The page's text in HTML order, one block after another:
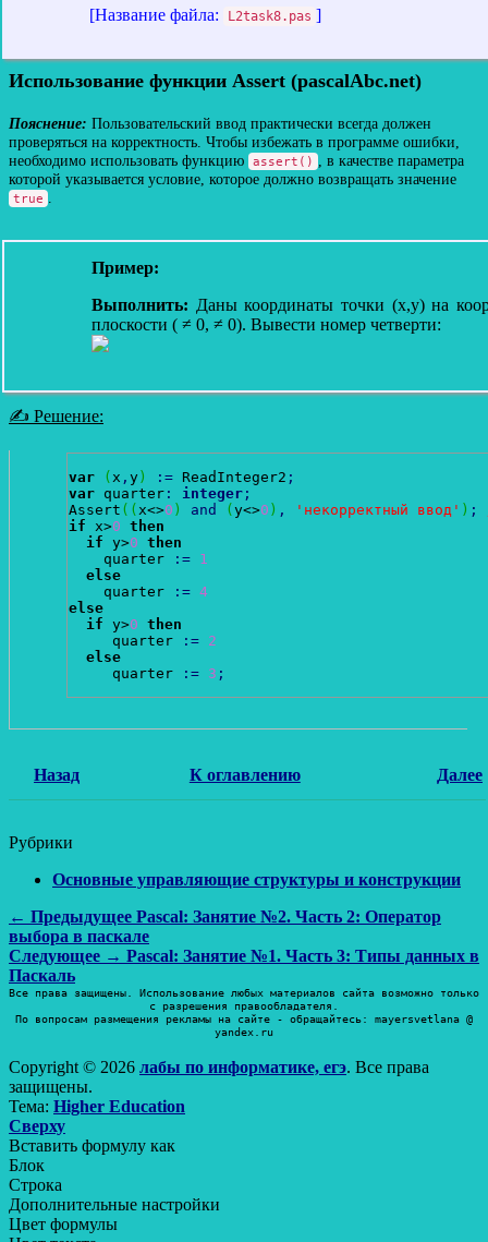
[Название файла: L2task8.pas ]
Использование функции Assert (pascalAbc.net)
Пользовательский ввод практически всегда должен
проверяться на корректность. Чтобы избежать в программе ошибки,
необходимо использовать функцию
assert()
, в качестве параметра
которой указывается условие, которое должно возвращать значение
true
Пример:
Выполнить: Даны координаты точки (x,y) на
плоскости ( ≠ 0, ≠ 0). Вывести номер четверти:
✍ Решение:
var ( x , y ) : = ReadInteger2 ;
var quarter : integer ;
Assert ( ( x<>0 ) and ( y<>0 ) , 'некорректный ввод' ) ;
if x>0 then
if y>0 then
    quarter
: = 1
else
    quarter
: = 4
else
if y>0 then
     quarter
: = 2
else
     quarter
: = 3 ;
Назад К оглавлению Далее
Рубрики
Основные управляющие структуры и конструкции
Навигация
по
записям
← Предыдущее Предыдущая
запись:
Pascal: Занятие №2. Часть 2: Оператор
выбора в паскале
Следующее → Следующая
Pascal: Занятие №1. Часть 3: Типы данных в
Паскаль
Все права защищены. Использование любых материалов сайта возможно только
с разрешения правообладателя.
По вопросам размещения рекламы на сайте - обращайтесь: mayersvetlana @
yandex.ru
Copyright © 2026 лабы по информатике, егэ. Все права
защищены.
Тема: Higher Education
Прокрутить
вверх
Сверху
Вставить формулу как
Блок
Строка
Дополнительные настройки
Цвет формулы